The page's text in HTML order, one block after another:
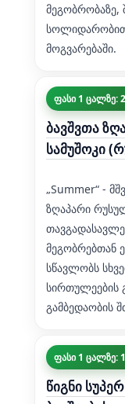
მეგობრობაზე,
მოგვარებაში.
ფასი 1 ცალზე:
ბავშვთა
სამუშოკი
„Summer“ -
ზღაპარი
მეგობრებთან
სწავლობს
სირთულეების
გამბედაობის
ფასი 1 ცალზე:
წიგნი